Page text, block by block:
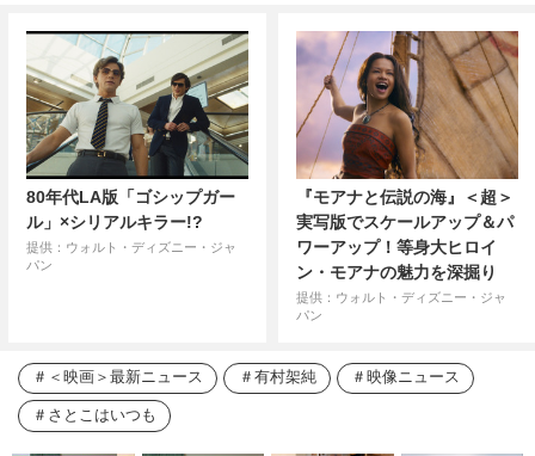
80年代LA版「ゴシップガー
ル」×シリアルキラー!?
提供：ウォルト・ディズニー・ジャ
パン
『モアナと伝説の海』＜超＞
実写版でスケールアップ＆パ
ワーアップ！等身大ヒロイ
ン・モアナの魅力を深掘り
提供：ウォルト・ディズニー・ジャ
パン
＜映画＞最新ニュース 有村架純 映像ニュース
さとこはいつも